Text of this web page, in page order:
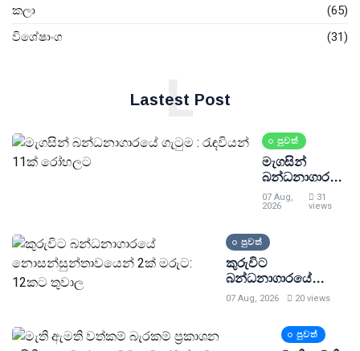
කලා
(65)
විශේෂාංග
(31)
Lastest Post
L
පුවත්
මැගසින්
බන්ධනාගාරයේ
ගැටුම :
රැඳවියන් 11ක්
07 Aug,
2026
31
views
පුවත්
කුරුවිට
බන්ධනාගාරයේ
නොසන්සුන්තාවයෙන්
07 Aug, 2026 20 views
පුවත්